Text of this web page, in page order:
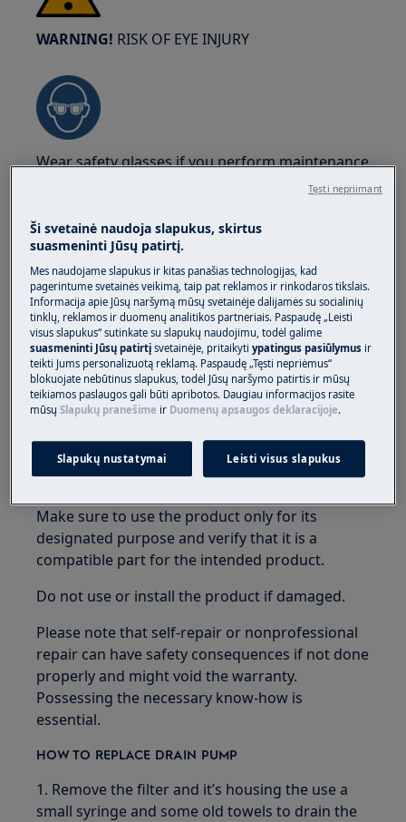
WARNING! RISK OF EYE INJURY
Wear safety glasses if you perform maintenance
WARNING!CHOKING HAZARD
Small parts not for children under 3 years. Keep
all small parts and packaging out of reach of
children.
Only adults should use or install the product.
Before any repair or maintenance operation,
turn off water supply to the appliance.
Make sure to use the product only for its
designated purpose and verify that it is a
compatible part for the intended product.
Do not use or install the product if damaged.
Please note that self-repair or nonprofessional
repair can have safety consequences if not done
properly and might void the warranty.
Possessing the necessary know-how is
essential.
HOW TO REPLACE DRAIN PUMP
1. Remove the filter and it’s housing the use a
small syringe and some old towels to drain the
Ši svetainė naudoja slapukus, skirtus
suasmeninti Jūsų patirtį.
Mes naudojame slapukus ir kitas panašias technologijas, kad
pagerintume svetainės veikimą, taip pat reklamos ir rinkodaros tikslais.
Informacija apie Jūsų naršymą mūsų svetainėje dalijamės su socialinių
tinklų, reklamos ir duomenų analitikos partneriais. Paspaudę „Leisti
visus slapukus“ sutinkate su slapukų naudojimu, todėl galime
suasmeninti Jūsų patirtįsvetainėje, pritaikytiypatingus pasiūlymus ir
teikti Jums personalizuotą reklamą. Paspaudę „Tęsti nepriėmus“
blokuojate nebūtinus slapukus, todėl Jūsų naršymo patirtis ir mūsų
teikiamos paslaugos gali būti apribotos. Daugiau informacijos rasite
mūsųSlapukų pranešime ir Duomenų apsaugos deklaracijoje.
Slapukų nustatymai Leisti visus slapukus
Tęsti nepriimant